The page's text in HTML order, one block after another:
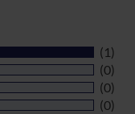
(1)
(0)
(0)
(0)